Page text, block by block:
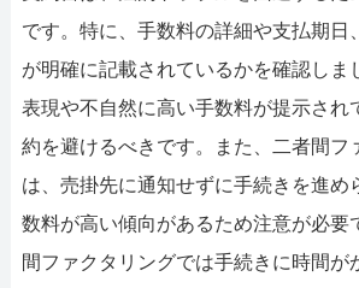
です。特に、手数料の詳細や支払期日
が明確に記載されているかを確認しま
表現や不自然に高い手数料が提示され
約を避けるべきです。また、二者間フ
は、売掛先に通知せずに手続きを進め
数料が高い傾向があるため注意が必要
間ファクタリングでは手続きに時間が